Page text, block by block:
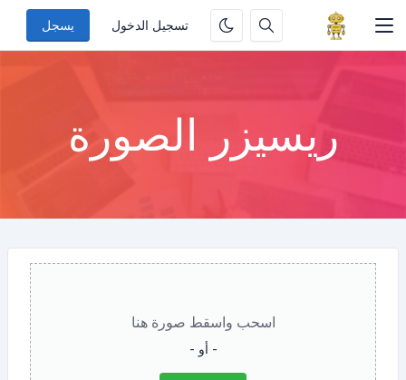
تسجيل الدخول يسجل
ريسيزر الصورة
اسحب واسقط صورة هنا
- أو -